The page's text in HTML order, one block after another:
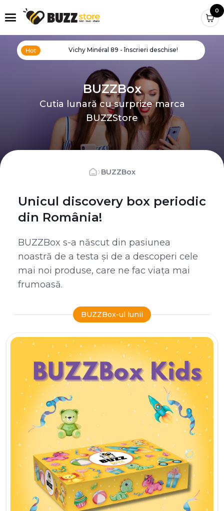
0
Vichy Minéral 89 - înscrieri deschise!
BUZZBox
Cutia lunară cu surprize marca
BUZZStore
›BUZZBox
Unicul discovery box periodic
din România!
BUZZBox s-a născut din pasiunea
noastră de a testa și de a descoperi cele
mai noi produse, care ne fac viața mai
frumoasă.
BUZZBox-ul lunii